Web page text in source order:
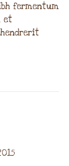
fermentum
et